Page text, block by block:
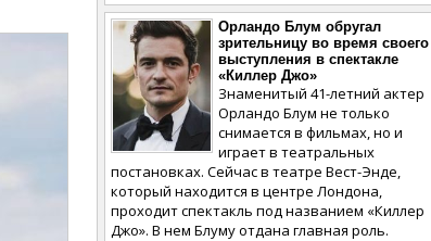
Орландо Блум обругал
зрительницу во время своего
выступления в спектакле
«Киллер Джо»
Знаменитый 41-летний актер
Орландо Блум не только
снимается в фильмах, но и
играет в театральных
постановках. Сейчас в театре Вест-Энде,
который находится в центре Лондона,
проходит спектакль под названием «Киллер
Джо». В нем Блуму отдана главная роль.